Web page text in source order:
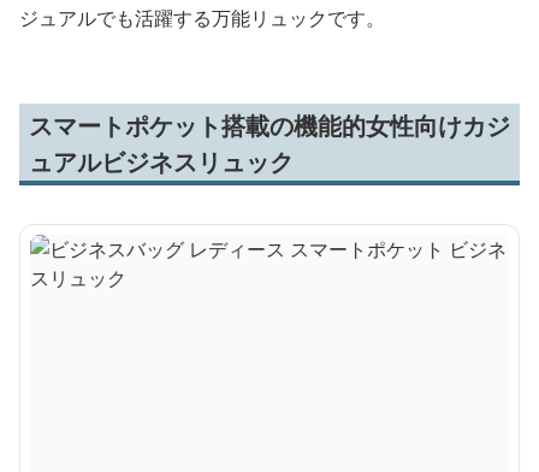
ジュアルでも活躍する万能リュックです。
スマートポケット搭載の機能的女性向けカジ
ュアルビジネスリュック